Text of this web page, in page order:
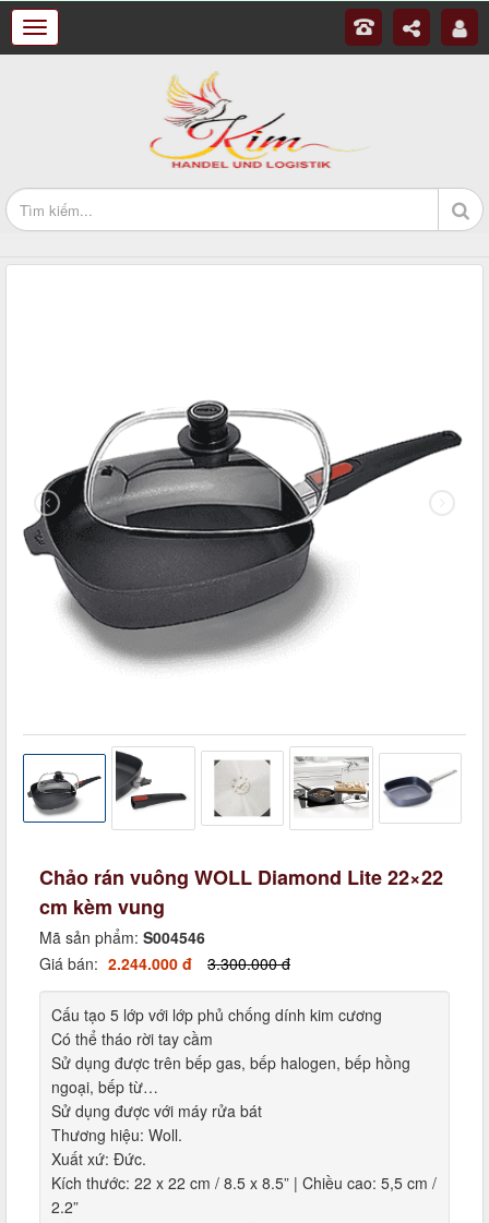
Chảo rán vuông WOLL Diamond Lite 22×22
cm kèm vung
Mã sản phẩm: S004546
Giá bán: 2.244.000 đ 3.300.000 đ
Cấu tạo 5 lớp với lớp phủ chống dính kim cương
Có thể tháo rời tay cầm
Sử dụng được trên bếp gas, bếp halogen, bếp hồng
ngoại, bếp từ…
Sử dụng được với máy rửa bát
Thương hiệu: Woll.
Xuất xứ: Đức.
Kích thước: 22 x 22 cm / 8.5 x 8.5” | Chiều cao: 5,5 cm /
2.2”